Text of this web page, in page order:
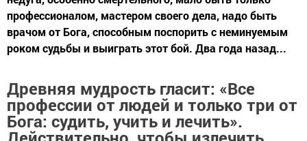
профессионалом, мастером своего дела, надо быть
врачом от Бога, способным поспорить с неминуемым
роком судьбы и выиграть этот бой. Два года назад...
Древняя мудрость гласит: «Все
профессии от людей и только три от
Бога: судить, учить и лечить».